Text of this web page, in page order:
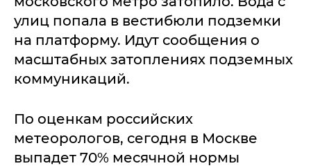
улиц попала в вестибюли подземки
на платформу. Идут сообщения о
масштабных затоплениях подземных
коммуникаций.
По оценкам российских
метеорологов, сегодня в Москве
выпадет 70% месячной нормы